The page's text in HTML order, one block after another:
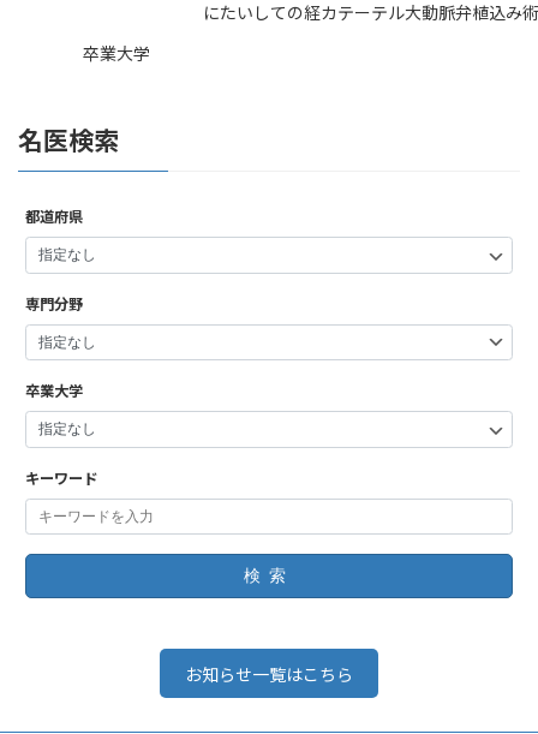
にたいしての経カテーテル大動脈弁植込み術
卒業大学
名医検索
都道府県
専門分野
卒業大学
キーワード
検索
お知らせ一覧はこちら